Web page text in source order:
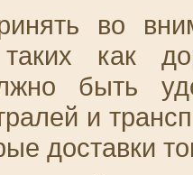
во
таких как
быть
и
доставки